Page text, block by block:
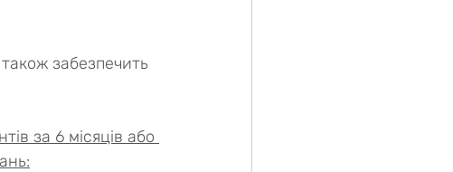
забезпечить
за 6 місяців або